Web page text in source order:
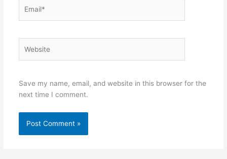
Save my name, email, and website in this browser for the
next time I comment.